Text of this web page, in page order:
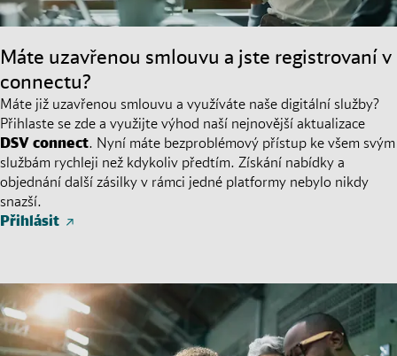
Máte uzavřenou smlouvu a jste registrovaní v
connectu?
Máte již uzavřenou smlouvu a využíváte naše digitální služby?
Přihlaste se zde a využijte výhod naší nejnovější aktualizace
DSV connect. Nyní máte bezproblémový přístup ke všem svým
službám rychleji než kdykoliv předtím. Získání nabídky a
objednání další zásilky v rámci jedné platformy nebylo nikdy
snazší.
Přihlásit